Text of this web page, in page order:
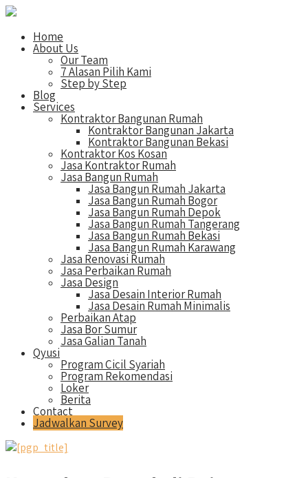
Home
About Us
Our Team
7 Alasan Pilih Kami
Step by Step
Blog
Services
Kontraktor Bangunan Rumah
Kontraktor Bangunan Jakarta
Kontraktor Bangunan Bekasi
Kontraktor Kos Kosan
Jasa Kontraktor Rumah
Jasa Bangun Rumah
Jasa Bangun Rumah Jakarta
Jasa Bangun Rumah Bogor
Jasa Bangun Rumah Depok
Jasa Bangun Rumah Tangerang
Jasa Bangun Rumah Bekasi
Jasa Bangun Rumah Karawang
Jasa Renovasi Rumah
Jasa Perbaikan Rumah
Jasa Design
Jasa Desain Interior Rumah
Jasa Desain Rumah Minimalis
Perbaikan Atap
Jasa Bor Sumur
Jasa Galian Tanah
Qyusi
Program Cicil Syariah
Program Rekomendasi
Loker
Berita
Contact
Jadwalkan Survey